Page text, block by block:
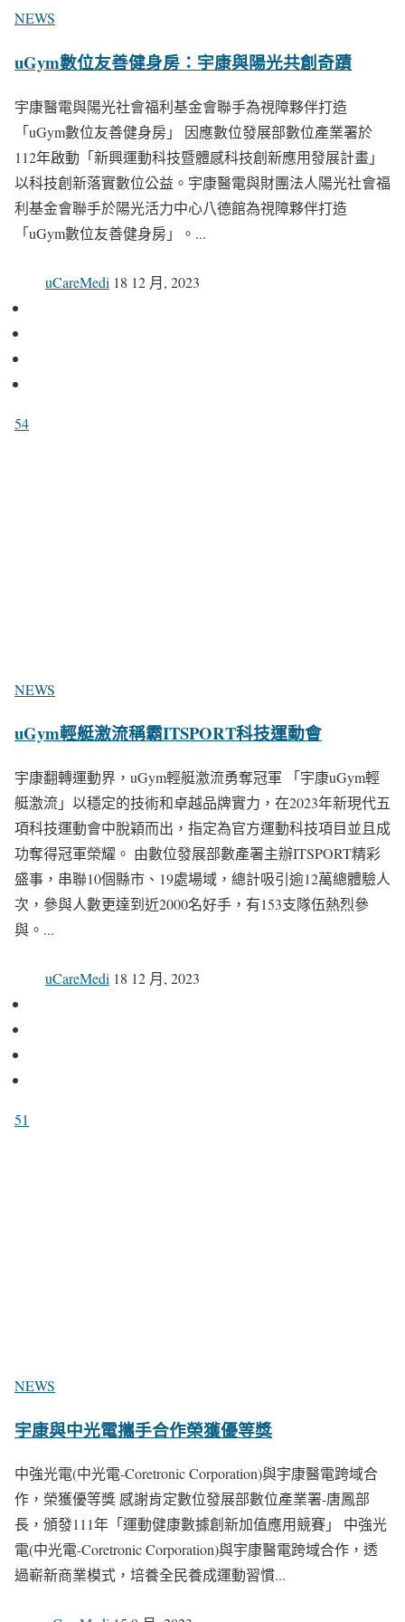
NEWS
uGym數位友善健身房：宇康與陽光共創奇蹟
宇康醫電與陽光社會福利基金會聯手為視障夥伴打造
「uGym數位友善健身房」 因應數位發展部數位產業署於
112年啟動「新興運動科技暨體感科技創新應用發展計畫」
以科技創新落實數位公益。宇康醫電與財團法人陽光社會福
利基金會聯手於陽光活力中心八德館為視障夥伴打造
「uGym數位友善健身房」。...
uCareMedi 18 12 月, 2023
54
NEWS
uGym輕艇激流稱霸ITSPORT科技運動會
宇康翻轉運動界，uGym輕艇激流勇奪冠軍 「宇康uGym輕
艇激流」以穩定的技術和卓越品牌實力，在2023年新現代五
項科技運動會中脫穎而出，指定為官方運動科技項目並且成
功奪得冠軍榮耀。 由數位發展部數產署主辦ITSPORT精彩
盛事，串聯10個縣市、19處場域，總計吸引逾12萬總體驗人
次，參與人數更達到近2000名好手，有153支隊伍熱烈參
與。...
uCareMedi 18 12 月, 2023
51
NEWS
宇康與中光電攜手合作榮獲優等獎
中強光電(中光電-Coretronic Corporation)與宇康醫電跨域合
作，榮獲優等獎 感謝肯定數位發展部數位產業署-唐鳳部
長，頒發111年「運動健康數據創新加值應用競賽」 中強光
電(中光電-Coretronic Corporation)與宇康醫電跨域合作，透
過嶄新商業模式，培養全民養成運動習慣...